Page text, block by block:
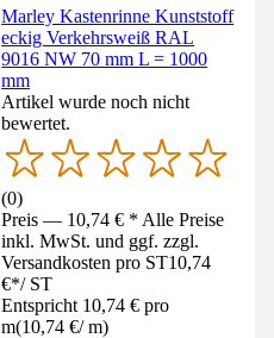
Marley Kastenrinne Kunststoff
eckig Verkehrsweiß RAL
9016 NW 70 mm L = 1000
mm
Artikel wurde noch nicht
bewertet.
(0)
Preis — 10,74 € * Alle Preise
inkl. MwSt. und ggf. zzgl.
Versandkosten pro ST10,74
€*/ ST
Entspricht 10,74 € pro
m(10,74 €/ m)